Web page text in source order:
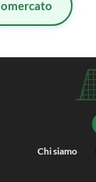
Chi siamo